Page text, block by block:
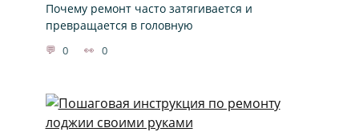
Почему ремонт часто затягивается и
превращается в головную
0 0